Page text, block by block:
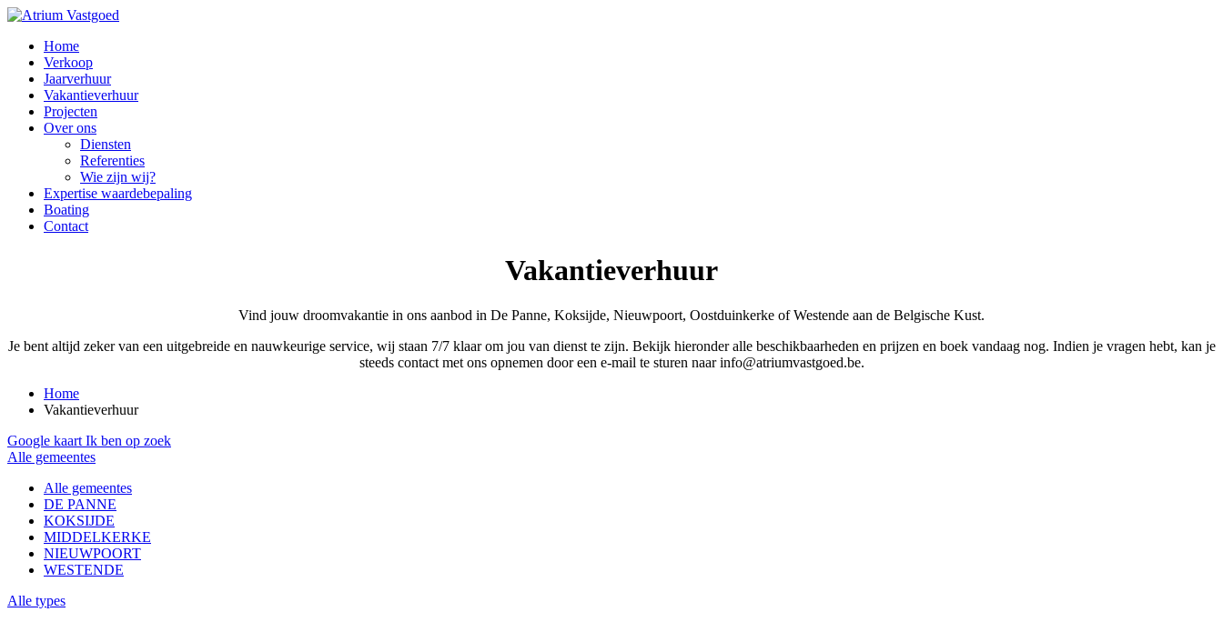
Home
Verkoop
Jaarverhuur
Vakantieverhuur
Projecten
Over ons
Diensten
Referenties
Wie zijn wij?
Expertise waardebepaling
Boating
Contact
Vakantieverhuur
Vind jouw droomvakantie in ons aanbod in De Panne, Koksijde, Nieuwpoort, Oostduinkerke of Westende aan de Belgische Kust.
Je bent altijd zeker van een uitgebreide en nauwkeurige service, wij staan 7/7 klaar om jou van dienst te zijn. Bekijk hieronder alle beschikbaarheden en prijzen en boek vandaag nog. Indien je vragen hebt, kan je
steeds contact met ons opnemen door een e-mail te sturen naar info@atriumvastgoed.be.
Home
Vakantieverhuur
Google kaart Ik ben op zoek
Alle gemeentes
Alle gemeentes
DE PANNE
KOKSIJDE
MIDDELKERKE
NIEUWPOORT
WESTENDE
Alle types